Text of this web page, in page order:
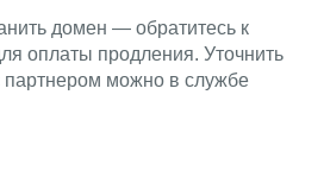
домен — обратитесь к
оплаты продления. Уточнить
партнером можно в службе